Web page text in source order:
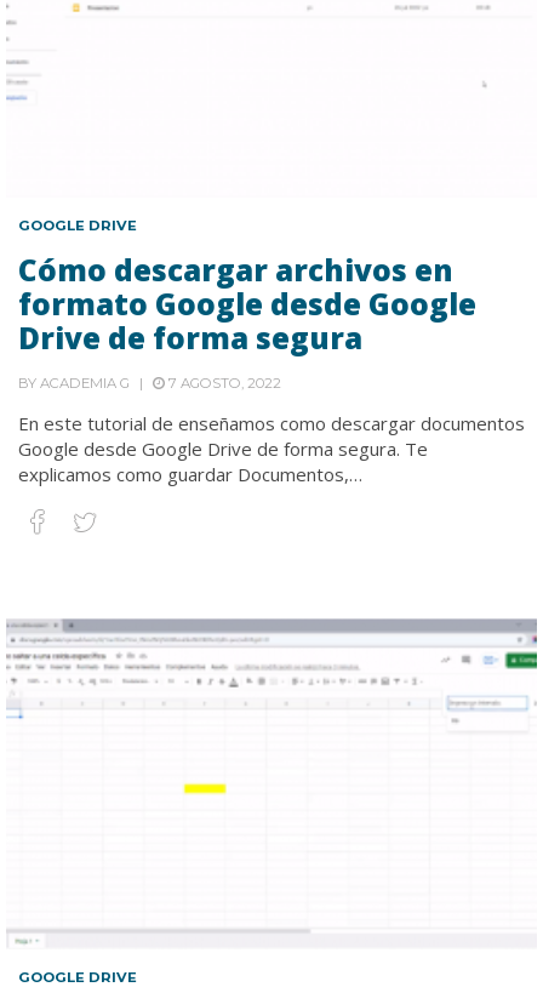
GOOGLE DRIVE
Cómo descargar archivos en
formato Google desde Google
Drive de forma segura
BY ACADEMIA G 7 AGOSTO, 2022
En este tutorial de enseñamos como descargar documentos
Google desde Google Drive de forma segura. Te
explicamos como guardar Documentos,…
GOOGLE DRIVE